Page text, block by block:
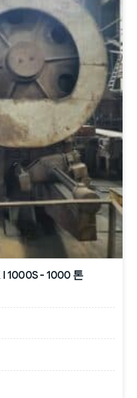
1000S - 1000 톤